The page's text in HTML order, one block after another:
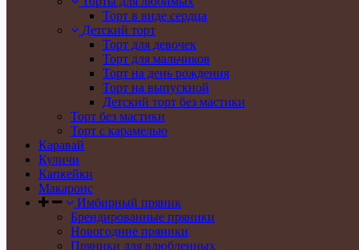
Торт в виде сердца
Детский торт
Торт для девочек
Торт для мальчиков
Торт на день рождения
Торт на выпускной
Детский торт без мастики
Торт без мастики
Торт с карамелью
Каравай
Куличи
Капкейки
Макаронс
Имбирный пряник
Брендированные пряники
Новогодние пряники
Пряники для влюбленных